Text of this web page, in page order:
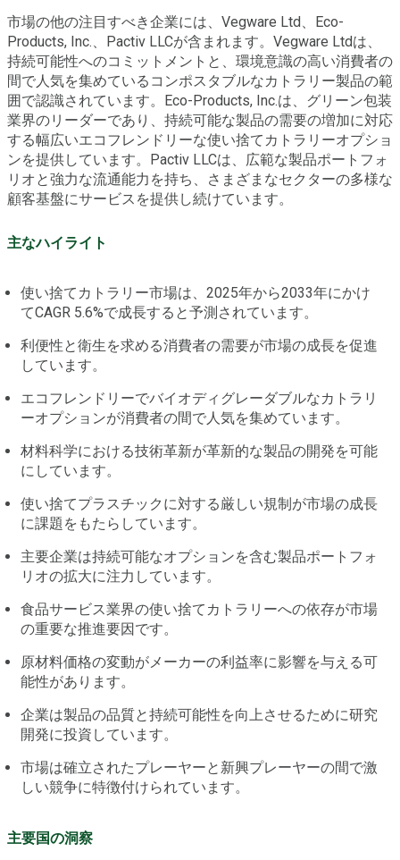
市場の他の注目すべき企業には、Vegware Ltd、Eco-
Products, Inc.、Pactiv LLCが含まれます。Vegware Ltdは、
持続可能性へのコミットメントと、環境意識の高い消費者の
間で人気を集めているコンポスタブルなカトラリー製品の範
囲で認識されています。Eco-Products, Inc.は、グリーン包装
業界のリーダーであり、持続可能な製品の需要の増加に対応
する幅広いエコフレンドリーな使い捨てカトラリーオプショ
ンを提供しています。Pactiv LLCは、広範な製品ポートフォ
リオと強力な流通能力を持ち、さまざまなセクターの多様な
顧客基盤にサービスを提供し続けています。
主なハイライト
使い捨てカトラリー市場は、2025年から2033年にかけ
てCAGR 5.6%で成長すると予測されています。
利便性と衛生を求める消費者の需要が市場の成長を促進
しています。
エコフレンドリーでバイオディグレーダブルなカトラリ
ーオプションが消費者の間で人気を集めています。
材料科学における技術革新が革新的な製品の開発を可能
にしています。
使い捨てプラスチックに対する厳しい規制が市場の成長
に課題をもたらしています。
主要企業は持続可能なオプションを含む製品ポートフォ
リオの拡大に注力しています。
食品サービス業界の使い捨てカトラリーへの依存が市場
の重要な推進要因です。
原材料価格の変動がメーカーの利益率に影響を与える可
能性があります。
企業は製品の品質と持続可能性を向上させるために研究
開発に投資しています。
市場は確立されたプレーヤーと新興プレーヤーの間で激
しい競争に特徴付けられています。
主要国の洞察